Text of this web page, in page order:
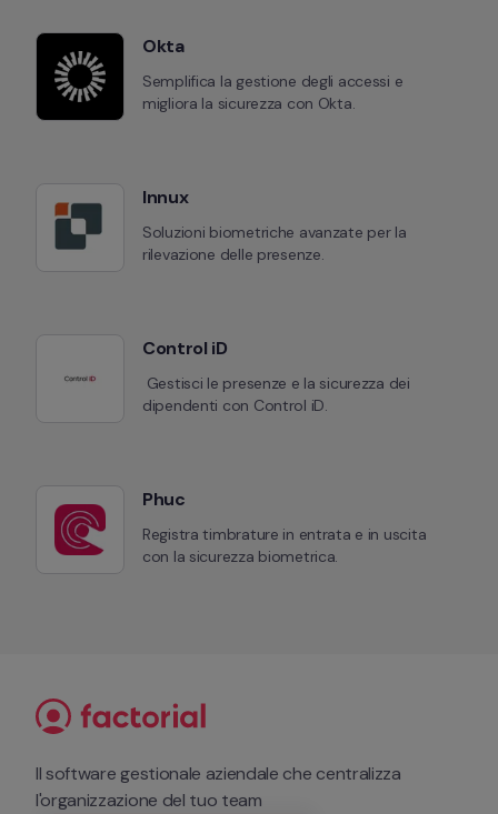
Okta
Semplifica la gestione degli accessi e
migliora la sicurezza con Okta.
Innux
Soluzioni biometriche avanzate per la
rilevazione delle presenze.
Control iD
dipendenti con Control iD.
Phuc
Registra timbrature in entrata e in uscita
con la sicurezza biometrica.
Il software gestionale aziendale che centralizza
l'organizzazione del tuo team